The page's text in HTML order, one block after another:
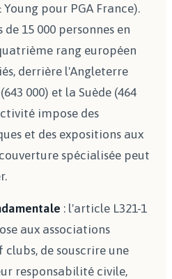
pour PGA France).
15 000 personnes en
rang européen
derrière l'Angleterre
000) et la Suède (464
impose des
et des expositions aux
spécialisée peut
: l'article L321-1
aux associations
de souscrire une
responsabilité civile,